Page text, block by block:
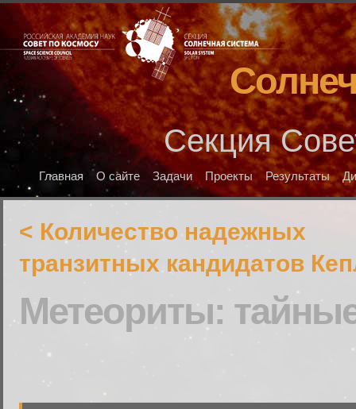
Секция
Главная О сайте Задачи Проекты Результаты
< Количество надежных
транзитных кандидатов
Метеориты: